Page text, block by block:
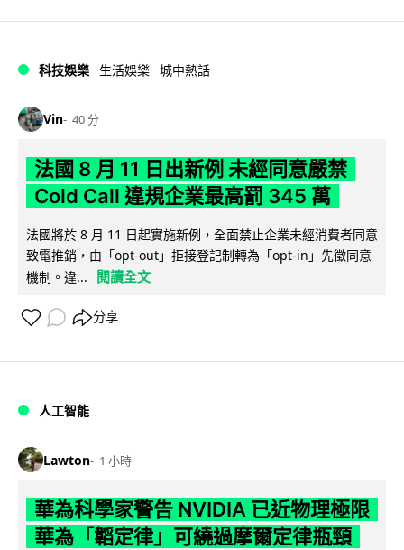
科技娛樂 生活娛樂 城中熱話
Vin 40 分
法國 8 月 11 日出新例 未經同意嚴禁
Cold Call 違規企業最高罰 345 萬
法國將於 8 月 11 日起實施新例，全面禁止企業未經消費者同意
致電推銷，由「opt-out」拒接登記制轉為「opt-in」先徵同意
機制。違...
閱讀全文
分享
人工智能
Lawton 1 小時
華為科學家警告 NVIDIA 已近物理極限
華為「韜定律」可繞過摩爾定律瓶頸